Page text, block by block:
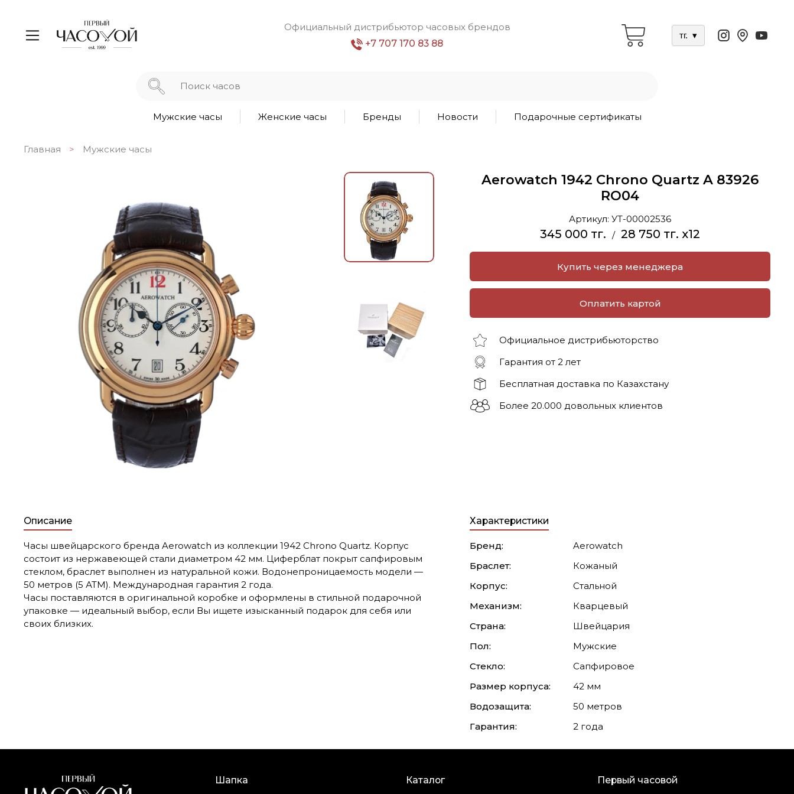
Официальный дистрибьютор часовых брендов
+7 707 170 83 88
тг. ▾
Мужские часы Женские часы Бренды Новости Подарочные сертификаты
Главная Мужские часы
Aerowatch 1942 Chrono Quartz A 83926
RO04
Артикул:УТ-00002536
345 000 тг. / 28 750 тг. x12
Купить через менеджера
Оплатить картой
Официальное дистрибьюторство
Гарантия от 2 лет
Бесплатная доставка по Казахстану
Более 20.000 довольных клиентов
Описание
Часы швейцарского бренда Aerowatch из коллекции 1942 Chrono Quartz. Корпус
состоит из нержавеющей стали диаметром 42 мм. Циферблат покрыт сапфировым
стеклом, браслет выполнен из натуральной кожи. Водонепроницаемость модели —
50 метров (5 АТМ). Международная гарантия 2 года.
Часы поставляются в оригинальной коробке и оформлены в стильной подарочной
упаковке — идеальный выбор, если Вы ищете изысканный подарок для себя или
своих близких.
Характеристики
Бренд:
Aerowatch
Браслет:
Кожаный
Корпус:
Стальной
Механизм:
Кварцевый
Страна:
Швейцария
Пол:
Мужские
Стекло:
Сапфировое
Размер корпуса:
42 мм
Водозащита:
50 метров
Гарантия:
2 года
Шапка Каталог Первый часовой